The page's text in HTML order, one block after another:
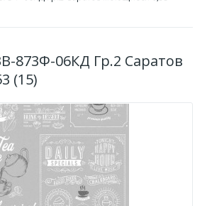
873Ф-06КД Гр.2 Саратов
(15)